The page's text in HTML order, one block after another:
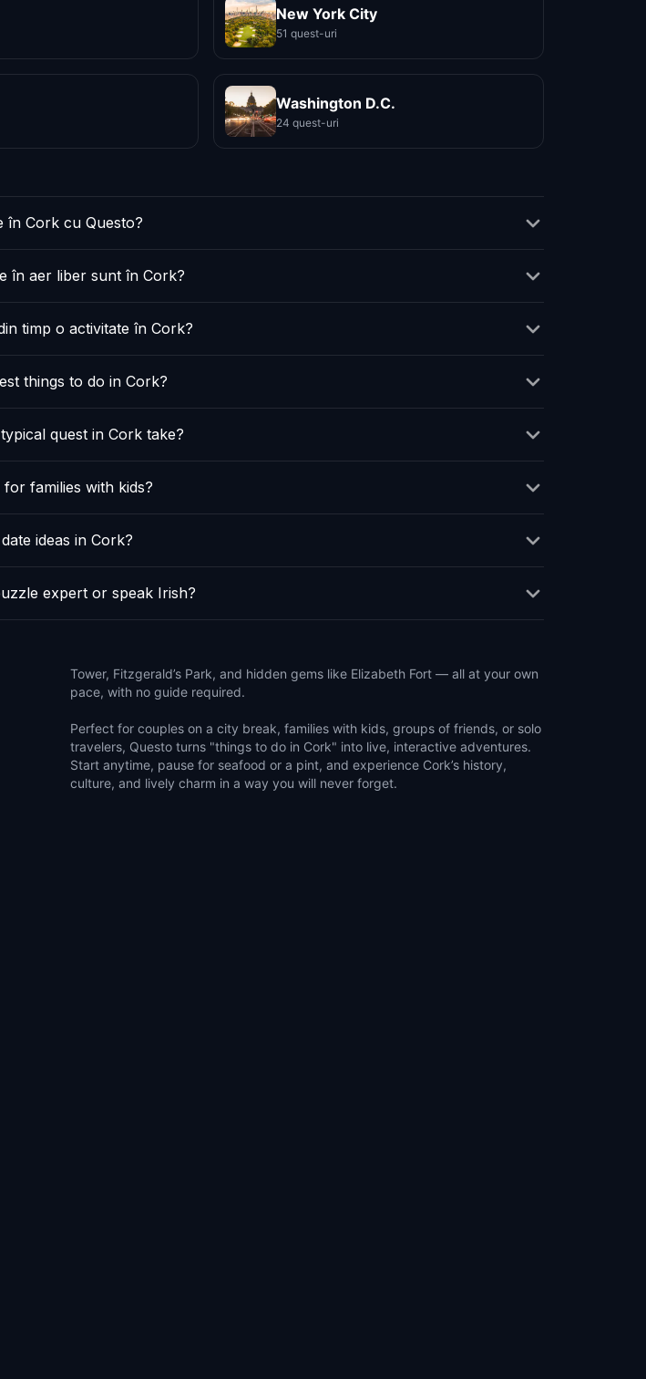
New York City
51 quest-uri
Washington D.C.
24 quest-uri
în Cork cu Questo?
în aer liber sunt în Cork?
timp o activitate în Cork?
things to do in Cork?
quest in Cork take?
families with kids?
ideas in Cork?
expert or speak Irish?
Tower, Fitzgerald’s Park, and hidden gems like Elizabeth Fort — all at your own
pace, with no guide required.
Perfect for couples on a city break, families with kids, groups of friends, or solo
travelers, Questo turns "things to do in Cork" into live, interactive adventures.
Start anytime, pause for seafood or a pint, and experience Cork’s history,
culture, and lively charm in a way you will never forget.